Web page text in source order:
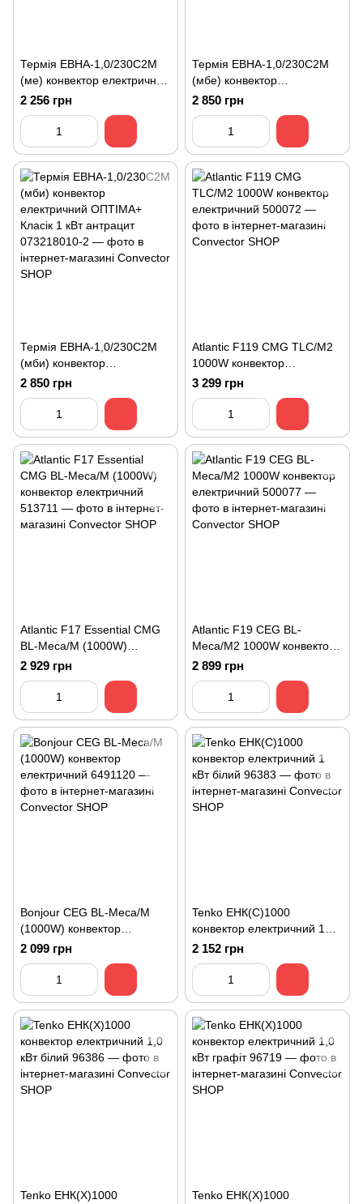
Термія ЕВНА-1,0/230С2М
(ме) конвектор електричний
ЄВРО+ Економ 1 кВт
2 256 грн
Термія ЕВНА-1,0/230С2М
(мбе) конвектор
електричний ЄВРО+ Класік
1 кВт
2 850 грн
Термія ЕВНА-1,0/230С2М
(мби) конвектор
електричний ОПТІМА+
Класік 1 кВт антрацит
2 850 грн
Atlantic F119 CMG TLC/M2
1000W конвектор
електричний
3 299 грн
Atlantic F17 Essential CMG
BL-Meca/M (1000W)
конвектор електричний
2 929 грн
Atlantic F19 CEG BL-
Meca/M2 1000W конвектор
електричний
2 899 грн
Bonjour CEG BL-Meca/M
(1000W) конвектор
електричний
2 099 грн
Tenko ЕНК(С)1000
конвектор електричний 1
кВт білий
2 152 грн
Tenko ЕНК(Х)1000
Tenko ЕНК(Х)1000